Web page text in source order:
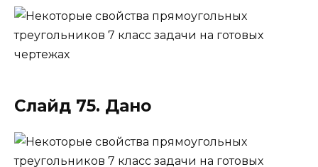
Слайд 75. Дано